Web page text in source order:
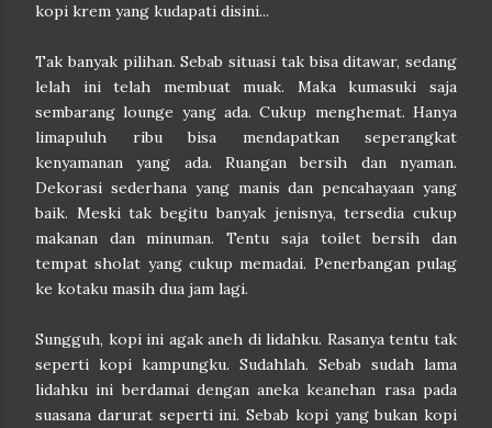
kopi krem yang kudapati disini...
Tak banyak pilihan. Sebab situasi tak bisa ditawar, sedang
lelah ini telah membuat muak. Maka kumasuki saja
sembarang lounge yang ada. Cukup menghemat. Hanya
limapuluh ribu bisa mendapatkan seperangkat
kenyamanan yang ada. Ruangan bersih dan nyaman.
Dekorasi sederhana yang manis dan pencahayaan yang
baik. Meski tak begitu banyak jenisnya, tersedia cukup
makanan dan minuman. Tentu saja toilet bersih dan
tempat sholat yang cukup memadai. Penerbangan pulag
ke kotaku masih dua jam lagi.
Sungguh, kopi ini agak aneh di lidahku. Rasanya tentu tak
seperti kopi kampungku. Sudahlah. Sebab sudah lama
lidahku ini berdamai dengan aneka keanehan rasa pada
suasana darurat seperti ini. Sebab kopi yang bukan kopi